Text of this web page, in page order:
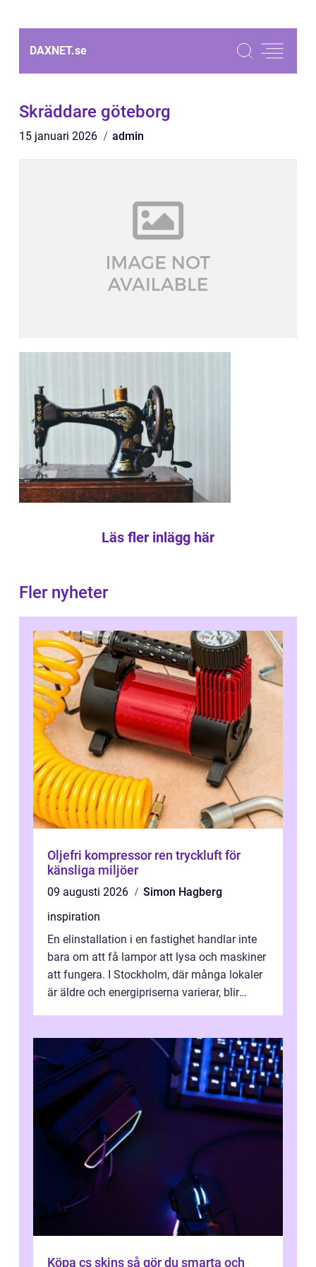
DAXNET.se
Skräddare göteborg
15 januari 2026 admin
Läs fler inlägg här
Fler nyheter
Oljefri kompressor ren tryckluft för
känsliga miljöer
09 augusti 2026
Simon Hagberg
inspiration
En elinstallation i en fastighet handlar inte
bara om att få lampor att lysa och maskiner
att fungera. I Stockholm, där många lokaler
är äldre och energipriserna varierar, blir
Köpa cs skins så gör du smarta och